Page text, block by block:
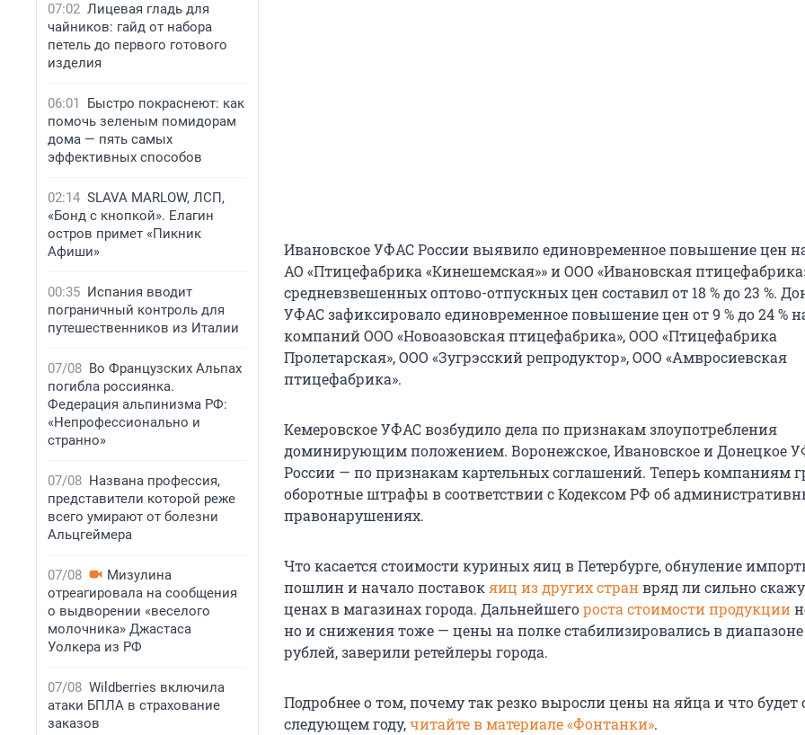
07:02 Лицевая гладь для
чайников: гайд от набора
петель до первого готового
изделия
06:01
Быстро покраснеют: как
помочь зеленым помидорам
дома — пять самых
эффективных способов
02:14 SLAVA MARLOW, ЛСП,
«Бонд с кнопкой». Елагин
остров примет «Пикник
Афиши»
00:35 Испания вводит
пограничный контроль для
путешественников из Италии
07/08 Во Французских Альпах
погибла россиянка.
Федерация альпинизма РФ:
«Непрофессионально и
странно»
07/08 Названа профессия,
представители которой реже
всего умирают от болезни
Альцгеймера
07/08
Мизулина
отреагировала на сообщения
о выдворении «веселого
молочника» Джастаса
Уолкера из РФ
07/08 Wildberries включила
атаки БПЛА в страхование
заказов
Ивановское УФАС России выявило единовременное повышение цен
АО «Птицефабрика «Кинешемская»» и ООО «Ивановская
средневзвешенных оптово-отпускных цен составил от 18 % до 23 %.
УФАС зафиксировало единовременное повышение цен от 9 % до 24 %
компаний ООО «Новоазовская птицефабрика», ООО «Птицефабрика
Пролетарская», ООО «Зугрэсский репродуктор», ООО «Амвросиевская
птицефабрика».
Кемеровское УФАС возбудило дела по признакам злоупотребления
доминирующим положением. Воронежское, Ивановское и Донецкое
России — по признакам картельных соглашений. Теперь компаниям
оборотные штрафы в соответствии с Кодексом РФ об
правонарушениях.
Что касается стоимости куриных яиц в Петербурге, обнуление
пошлин и начало поставок яиц из других странвряд ли сильно
ценах в магазинах города. Дальнейшегороста стоимости продукции
но и снижения тоже — цены на полке стабилизировались в диапазоне
рублей, заверили ретейлеры города.
Подробнее о том, почему так резко выросли цены на яйца и что
следующем году,читайте в материале «Фонтанки».